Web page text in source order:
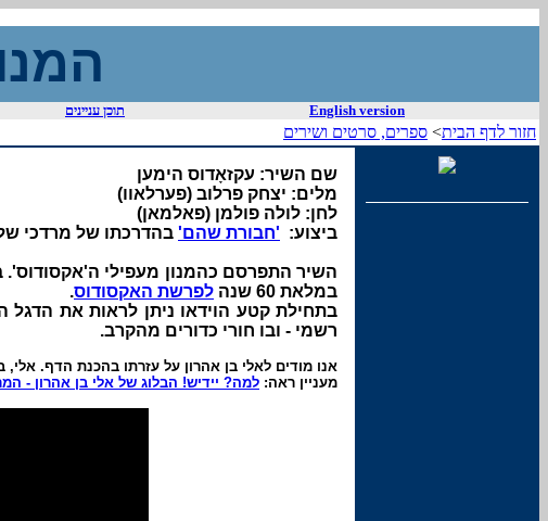
תוכן עניינים English version
חזור לדף הבית> ספרים, סרטים ושירים
שם השיר: עקזאָדוס הימען
מלים: יצחק פרלוב (פערלאוו)
לחן: לולה פולמן (פאלמאן)
ביצוע: 'חבורת שהם' בהדרכתו של מרדכי
השיר התפרסם כהמנון מעפילי ה'אקסודוס'.
במלאת 60 שנה
לפרשת האקסודוס.
בתחילת קטע הוידאו ניתן לראות את הדגל
רשמי - ובו חורי כדורים מהקרב.
אנו מודים לאלי בן אהרון על עזרתו בהכנת הדף.
מעניין ראה: למה? יידיש! הבלוג של אלי בן אהרון -